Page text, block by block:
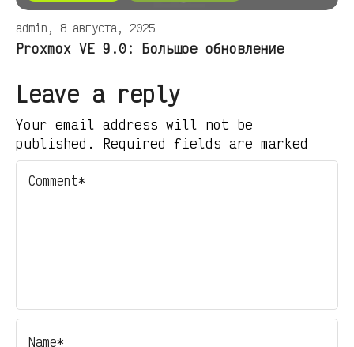
admin, 8 августа, 2025
Proxmox VE 9.0: Большое обновление
Leave a reply
Your email address will not be
published. Required fields are marked